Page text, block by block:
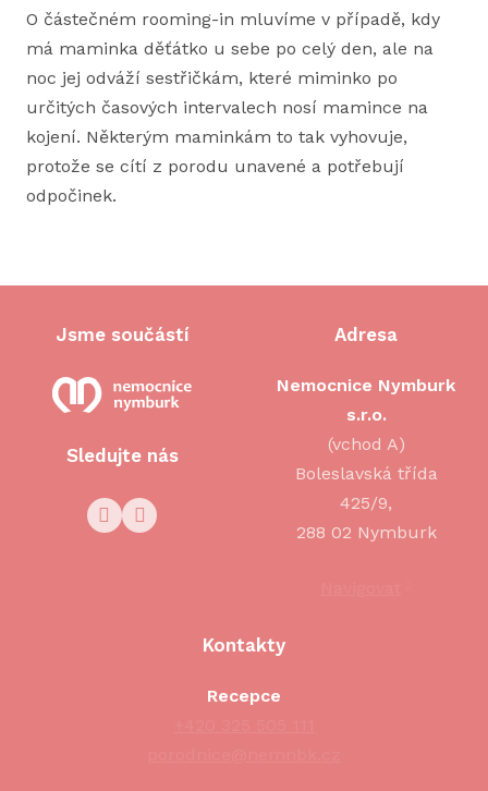
O částečném rooming-in mluvíme v případě, kdy
má maminka děťátko u sebe po celý den, ale na
noc jej odváží sestřičkám, které miminko po
určitých časových intervalech nosí mamince na
kojení. Některým maminkám to tak vyhovuje,
protože se cítí z porodu unavené a potřebují
odpočinek.
Jsme součástí
Sledujte nás
Adresa
Nemocnice Nymburk
s.r.o.
(vchod A)
Boleslavská třída
425/9,
288 02 Nymburk
Kontakty
Recepce